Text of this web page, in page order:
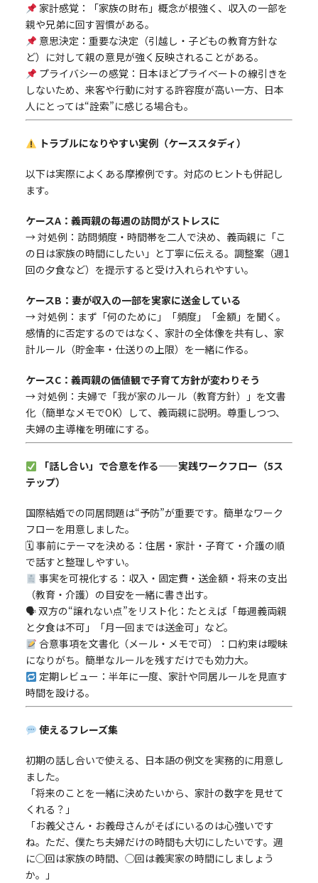
家計感覚：「家族の財布」概念が根強く、収入の一部を
親や兄弟に回す習慣がある。
意思決定：重要な決定（引越し・子どもの教育方針な
ど）に対して親の意見が強く反映されることがある。
プライバシーの感覚：日本ほどプライベートの線引きを
しないため、来客や行動に対する許容度が高い一方、日本
人にとっては“詮索”に感じる場合も。
トラブルになりやすい実例（ケーススタディ）
以下は実際によくある摩擦例です。対応のヒントも併記し
ます。
ケースA：義両親の毎週の訪問がストレスに
→ 対処例：訪問頻度・時間帯を二人で決め、義両親に「こ
の日は家族の時間にしたい」と丁寧に伝える。調整案（週1
回の夕食など）を提示すると受け入れられやすい。
ケースB：妻が収入の一部を実家に送金している
→ 対処例：まず「何のために」「頻度」「金額」を聞く。
感情的に否定するのではなく、家計の全体像を共有し、家
計ルール（貯金率・仕送りの上限）を一緒に作る。
ケースC：義両親の価値観で子育て方針が変わりそう
→ 対処例：夫婦で「我が家のルール（教育方針）」を文書
化（簡単なメモでOK）して、義両親に説明。尊重しつつ、
夫婦の主導権を明確にする。
「話し合い」で合意を作る——実践ワークフロー（5ス
テップ）
国際結婚での同居問題は“予防”が重要です。簡単なワーク
フローを用意しました。
🗓 事前にテーマを決める：住居・家計・子育て・介護の順
で話すと整理しやすい。
事実を可視化する：収入・固定費・送金額・将来の支出
（教育・介護）の目安を一緒に書き出す。
🗣 双方の“譲れない点”をリスト化：たとえば「毎週義両親
と夕食は不可」「月一回までは送金可」など。
合意事項を文書化（メール・メモで可）：口約束は曖昧
になりがち。簡単なルールを残すだけでも効力大。
定期レビュー：半年に一度、家計や同居ルールを見直す
時間を設ける。
使えるフレーズ集
初期の話し合いで使える、日本語の例文を実務的に用意し
ました。
「将来のことを一緒に決めたいから、家計の数字を見せて
くれる？」
「お義父さん・お義母さんがそばにいるのは心強いです
ね。ただ、僕たち夫婦だけの時間も大切にしたいです。週
に◯回は家族の時間、◯回は義実家の時間にしましょう
か。」